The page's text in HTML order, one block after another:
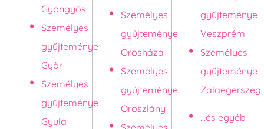
Gyöngyös
Személyes
gyűjteménye
Győr
Személyes
gyűjteménye
Gyula
Személyes
gyűjteménye
Orosháza
Személyes
gyűjteménye
Oroszlány
gyűjteménye
Veszprém
Személyes
gyűjteménye
Zalaegerszeg
...és egyéb